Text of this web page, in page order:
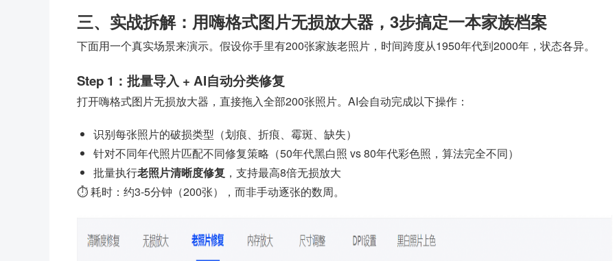
三、实战拆解：用嗨格式图片无损放大器，3步搞定一本家族档案
下面用一个真实场景来演示。假设你手里有200张家族老照片，时间跨度从1950年代到2000年，状态各异。
Step 1：批量导入 + AI自动分类修复
打开嗨格式图片无损放大器，直接拖入全部200张照片。AI会自动完成以下操作：
识别每张照片的破损类型（划痕、折痕、霉斑、缺失）
针对不同年代照片匹配不同修复策略（50年代黑白照 vs 80年代彩色照，算法完全不同）
批量执行老照片清晰度修复 ，支持最高8倍无损放大
⏱ 耗时：约3-5分钟（200张），而非手动逐张的数周。